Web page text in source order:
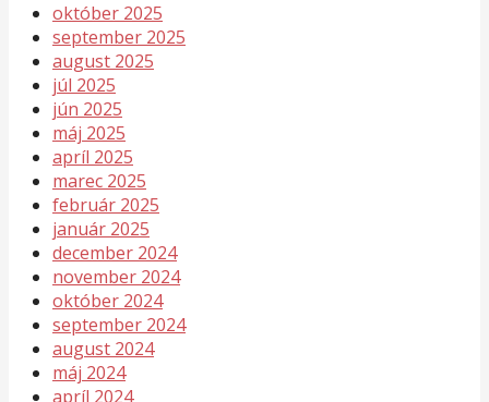
október 2025
september 2025
august 2025
júl 2025
jún 2025
máj 2025
apríl 2025
marec 2025
február 2025
január 2025
december 2024
november 2024
október 2024
september 2024
august 2024
máj 2024
apríl 2024